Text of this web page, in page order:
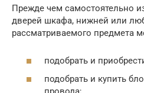
Прежде чем самостоятельно
дверей шкафа, нижней или
рассматриваемого предмета
подобрать и
подобрать и купить